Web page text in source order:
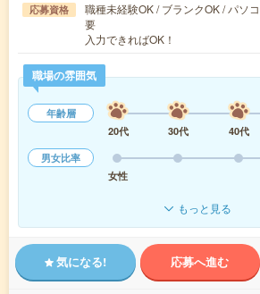
応募資格
職種未経験OK / ブランクOK / パソ
要
入力できればOK！
職場の雰囲気
年齢層
20代
30代 40代
男女比率
女性
もっと見る
気になる! 応募へ進む